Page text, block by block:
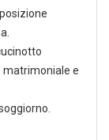
matrimoniale e